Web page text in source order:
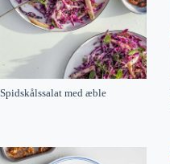
Spidskålssalat med æble